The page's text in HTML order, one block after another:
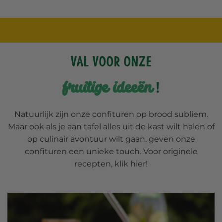
Val voor onze
fruitige ideeën!
Natuurlijk zijn onze confituren op brood subliem.
Maar ook als je aan tafel alles uit de kast wilt halen of
op culinair avontuur wilt gaan, geven onze
confituren een unieke touch. Voor originele
recepten, klik hier!